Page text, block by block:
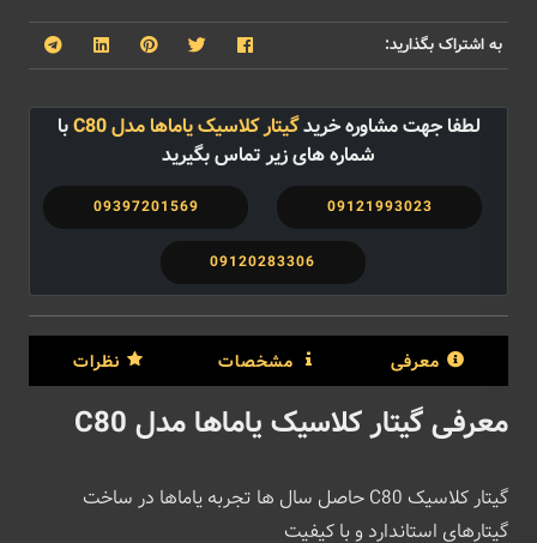
به اشتراک بگذارید:
لطفا جهت مشاوره خریدگیتار کلاسیک یاماها مدل C80
با
شماره های زیر تماس بگیرید
09121993023
09397201569
09120283306
معرفی مشخصات نظرات
معرفی گیتار کلاسیک یاماها مدل C80
گیتار کلاسیک C80 حاصل سال ها تجربه یاماها در ساخت
گیتارهای استاندارد و با کیفیت